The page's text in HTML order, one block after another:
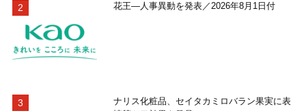
花王―人事異動を発表／2026年8月1日付
ナリス化粧品、セイタカミロバラン果実に表